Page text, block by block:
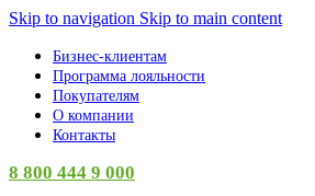
Skip to navigation Skip to main content
Бизнес-клиентам
Программа лояльности
Покупателям
О компании
Контакты
8 800 444 9 000